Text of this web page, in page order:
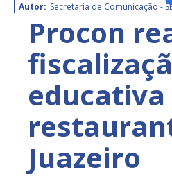
Autor: Secretaria de Comunicação -
Procon
educativa
Juazeiro